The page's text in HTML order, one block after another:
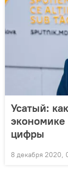
Усатый:
цифры
8 декабря 2020,